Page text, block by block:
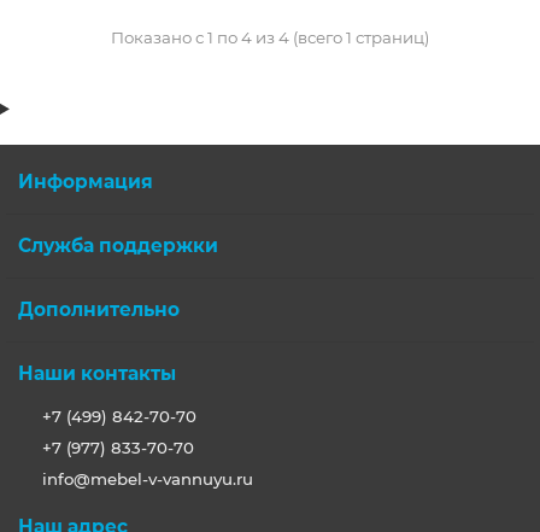
Показано с 1 по 4 из 4 (всего 1 страниц)
Информация
Служба поддержки
Дополнительно
Наши контакты
+7 (499) 842-70-70
+7 (977) 833-70-70
info@mebel-v-vannuyu.ru
Наш адрес